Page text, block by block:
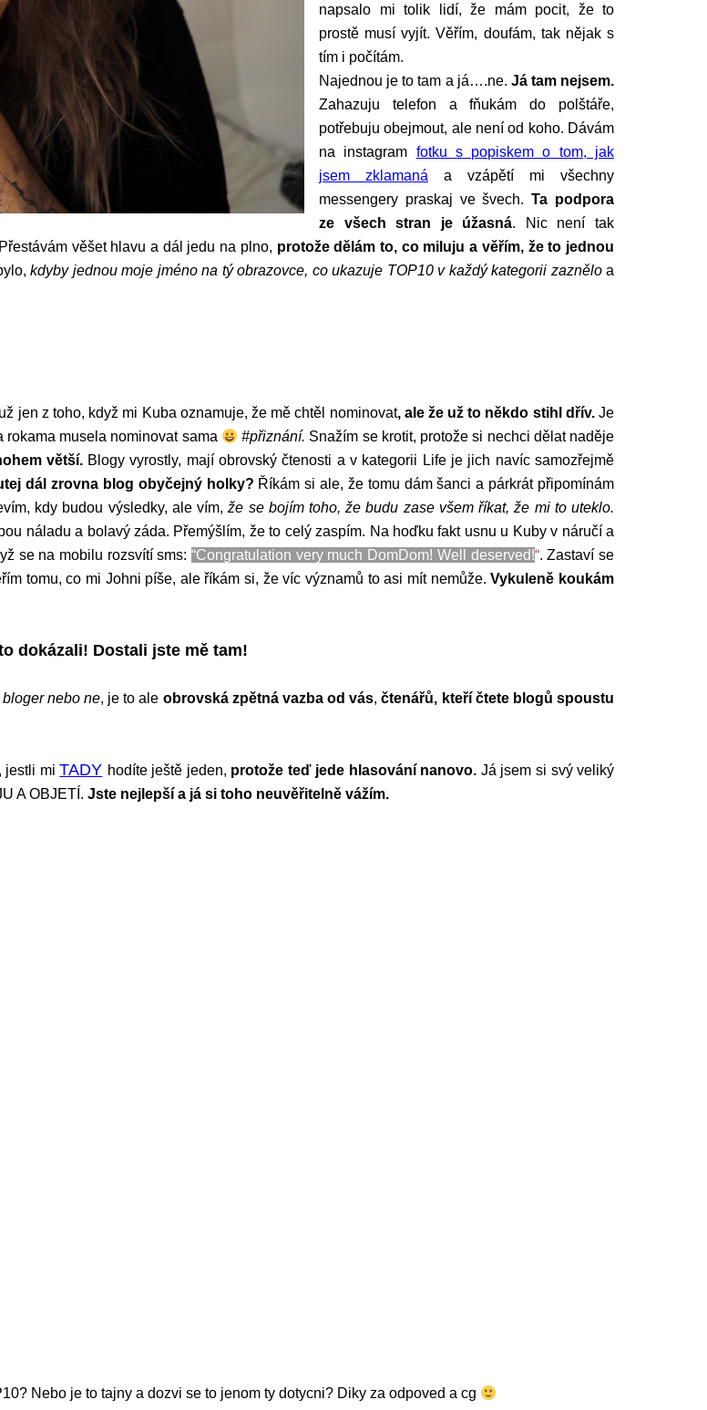
napsalo mi tolik lidí, že mám pocit, že to
prostě musí vyjít. Věřím, doufám, tak nějak s
tím i počítám.
Najednou je to tam a já….ne. Já tam nejsem.
Zahazuju telefon a fňukám do polštáře,
potřebuju obejmout, ale není od koho. Dávám
na instagram fotku s popiskem o tom, jak
jsem zklamaná a vzápětí mi všechny
messengery praskaj ve švech.Ta podpora
ze všech stran je úžasná. Nic není tak
věšet hlavu a dál jedu na plno, protože dělám to, co miluju a věřím, že to jednou
kdyby jednou moje jméno na tý obrazovce, co ukazuje TOP10 v každý kategorii zazněloa
jen z toho, když mi Kuba oznamuje, že mě chtěl nominovat, ale že už to někdo stihl dřív.Je
rokama musela nominovat sama
#přiznání. Snažím se krotit, protože si nechci dělat naděje
větší.Blogy vyrostly, mají obrovský čtenosti a v kategorii Life je jich navíc samozřejmě
dál zrovna blog obyčejný holky? Říkám si ale, že tomu dám šanci a párkrát připomínám
kdy budou výsledky, ale vím, že se bojím toho, že budu zase všem říkat, že mi to uteklo.
náladu a bolavý záda. Přemýšlím, že to celý zaspím. Na hoďku fakt usnu u Kuby v náručí a
se na mobilu rozsvítí sms:“Congratulation very much DomDom! Well deserved!“. Zastaví se
tomu, co mi Johni píše, ale říkám si, že víc významů to asi mít nemůže.Vykuleně koukám
dokázali! Dostali jste mě tam!
nebo ne, je to ale obrovská zpětná vazba od vás,čtenářů, kteří čtete blogů spoustu
jestli miTADY hodíte ještě jeden, protože teď jede hlasování nanovo. Já jsem si svý veliký
A OBJETÍ. Jste nejlepší a já si toho neuvěřitelně vážím.
Nebo je to tajny a dozvi se to jenom ty dotycni? Diky za odpoved a cg